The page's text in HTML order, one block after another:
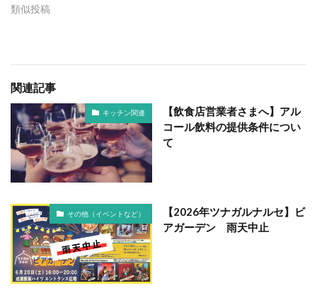
類似投稿
関連記事
キッチン関連
【飲食店営業者さまへ】アル
コール飲料の提供条件につい
て
その他（イベントなど）
【2026年ツナガルナルセ】ビ
アガーデン 雨天中止